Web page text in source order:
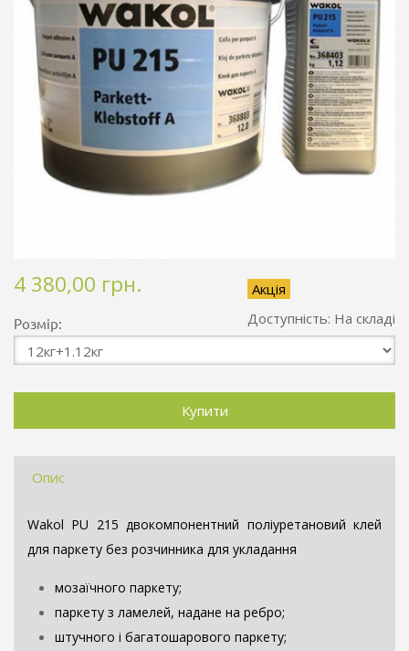
Акція
Доступність: На складі
4 380,00 грн.
Розмір:
Опис
Wakol PU 215 двокомпонентний поліуретановий клей
для паркету без розчинника для укладання
мозаїчного паркету;
паркету з ламелей, надане на ребро;
штучного і багатошарового паркету;